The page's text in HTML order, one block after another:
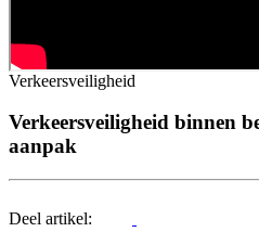
Verkeersveiligheid
Verkeersveiligheid binnen
aanpak
Deel artikel: